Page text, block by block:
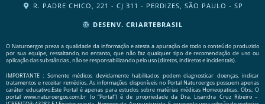
R. PADRE CHICO, 221 - CJ 311 - PERDIZES, SÃO PAULO - SP
DESENV. CRIARTEBRASIL
O Naturoergos preza a qualidade da informação e atesta a apuração de todo o conteúdo produzido
por sua equipe, ressaltando, no entanto, que não faz qualquer tipo de recomendação de uso ou
aplicação das substâncias , não se responsabilizando pelo uso (diretos, indiretos e incidentais).
IMPORTANTE : Somente médicos devidamente habilitados podem diagnosticar doenças, indicar
tratamentos e receitar remédios. As informações disponíveis no Portal Naturoergos possuem apenas
caráter educativo.Este Portal é apenas para estudos sobre matérias médicas Homeopaticas. Obs.: O
portal www.naturoergos.com.br (o “Portal”) é de propriedade da Dra. Lisandra Cruz Ribeiro –